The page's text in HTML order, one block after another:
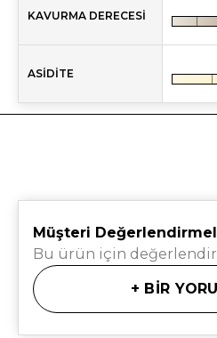
KAVURMA DERECESİ
ASİDİTE
Müşteri
Bu ürün için
+ BİR